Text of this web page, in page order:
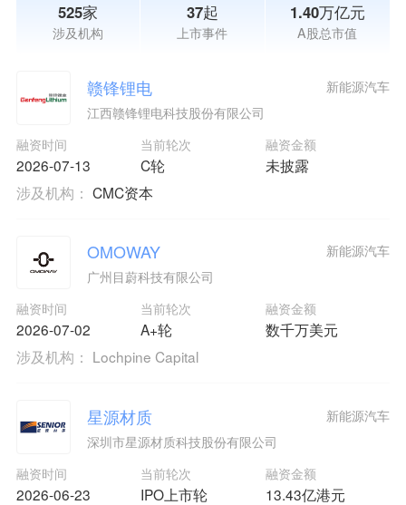
525家
涉及机构
37起
上市事件
1.40万亿元
A股总市值
赣锋锂电
江西赣锋锂电科技股份有限公司
融资时间
2026-07-13
当前轮次
C轮
融资金额
未披露
新能源汽车
涉及机构： CMC资本
OMOWAY
广州目蔚科技有限公司
融资时间
2026-07-02
当前轮次
A+轮
融资金额
数千万美元
新能源汽车
涉及机构： Lochpine Capital
星源材质
深圳市星源材质科技股份有限公司
融资时间
2026-06-23
当前轮次
IPO上市轮
融资金额
13.43亿港元
新能源汽车